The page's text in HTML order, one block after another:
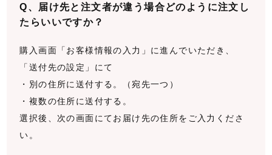
届け先と注文者が違う場合どのように注文し
たらいいですか？
購入画面「お客様情報の入力」に進んでいただき、
「送付先の設定」にて
・別の住所に送付する。（宛先一つ）
・複数の住所に送付する。
選択後、次の画面にてお届け先の住所をご入力くださ
い。